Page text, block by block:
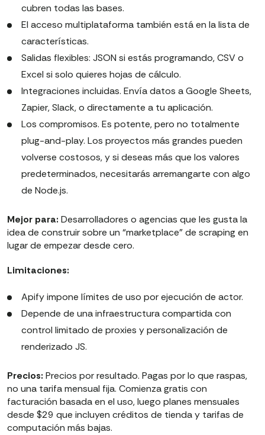
cubren todas las bases.
El acceso multiplataforma también está en la lista de
características.
Salidas flexibles: JSON si estás programando, CSV o
Excel si solo quieres hojas de cálculo.
Integraciones incluidas. Envía datos a Google Sheets,
Zapier, Slack, o directamente a tu aplicación.
Los compromisos. Es potente, pero no totalmente
plug-and-play. Los proyectos más grandes pueden
volverse costosos, y si deseas más que los valores
predeterminados, necesitarás arremangarte con algo
de Node.js.
Mejor para: Desarrolladores o agencias que les gusta la
idea de construir sobre un “marketplace” de scraping en
lugar de empezar desde cero.
Limitaciones:
Apify impone límites de uso por ejecución de actor.
Depende de una infraestructura compartida con
control limitado de proxies y personalización de
renderizado JS.
Precios: Precios por resultado. Pagas por lo que raspas,
no una tarifa mensual fija. Comienza gratis con
facturación basada en el uso, luego planes mensuales
desde $29 que incluyen créditos de tienda y tarifas de
computación más bajas.